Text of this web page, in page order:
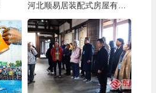
河北顺易居装配式房屋有限
公司的坚守与启示